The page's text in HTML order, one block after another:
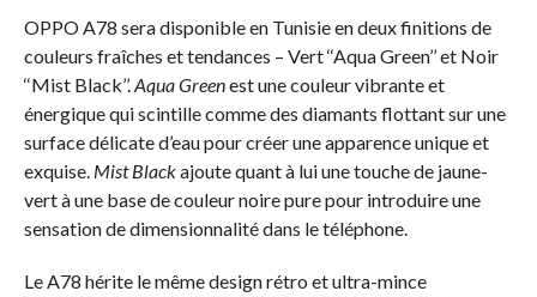
OPPO A78 sera disponible en Tunisie en deux finitions de
couleurs fraîches et tendances – Vert ‘‘Aqua Green’’ et Noir
‘‘Mist Black’’.Aqua Greenest une couleur vibrante et
énergique qui scintille comme des diamants flottant sur une
surface délicate d’eau pour créer une apparence unique et
exquise. Mist Blackajoute quant à lui une touche de jaune-
vert à une base de couleur noire pure pour introduire une
sensation de dimensionnalité dans le téléphone.
Le A78 hérite le même design rétro et ultra-mince